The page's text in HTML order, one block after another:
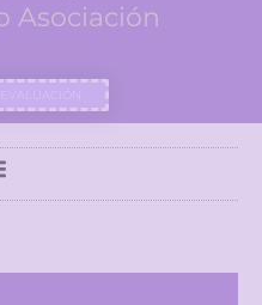
Asociación